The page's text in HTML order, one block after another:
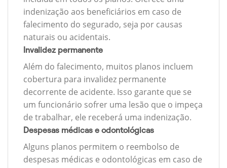
indenização aos beneficiários em caso de
falecimento do segurado, seja por causas
naturais ou acidentais.
Invalidez permanente
Além do falecimento, muitos planos incluem
cobertura para invalidez permanente
decorrente de acidente. Isso garante que se
um funcionário sofrer uma lesão que o impeça
de trabalhar, ele receberá uma indenização.
Despesas médicas e odontológicas
Alguns planos permitem o reembolso de
despesas médicas e odontológicas em caso de